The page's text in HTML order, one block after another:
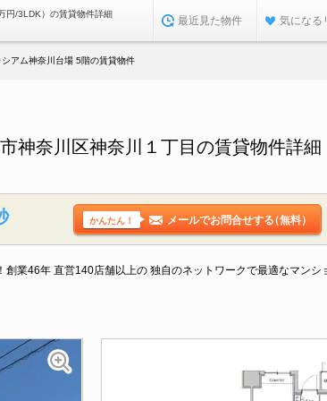
円/3LDK）の賃貸物件詳細
最近見た物件 気になる
シアム神奈川台場 5階の賃貸物件
神奈川区神奈川１丁目の賃貸物件詳細
かんたん！ メールでお問合せする（無料）
業46年 直営140店舗以上の 独自のネットワークで最適なマンシ